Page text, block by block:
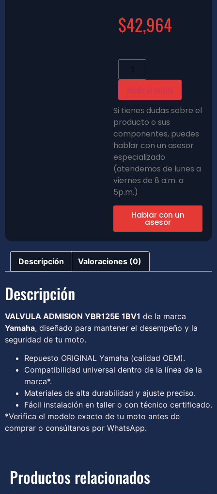
$42,964
Añadir al carrito
Si tienes dudas sobre el
producto o sus
componentes, puedes
hablar con un asesor
especializado
(atendemos de lunes a
viernes de 8 a.m. a
5p.m.)
Hablar con un
asesor
Descripción Valoraciones (0)
Descripción
VALVULA ADMISION YBR125E 1BV1 de la marca
Yamaha, diseñado para mantener el desempeño y la
seguridad de tu moto.
Repuesto ORIGINAL Yamaha (calidad OEM).
Compatibilidad universal dentro de la línea de la
marca*.
Materiales de alta durabilidad y ajuste preciso.
Fácil instalación en taller o con técnico certificado.
*Verifica el modelo exacto de tu moto antes de
comprar o consúltanos por WhatsApp.
Productos relacionados